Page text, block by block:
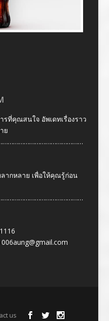
รที่คุณสนใจ อัพเดทเรื่องราว
ย
ากหลาย เพื่อให้คุณรู้ก่อน
006aung@gmail.com
us